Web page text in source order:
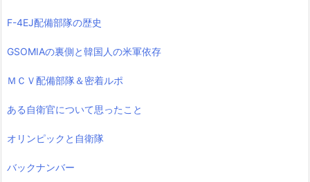
F-4EJ配備部隊の歴史
GSOMIAの裏側と韓国人の米軍依存
ＭＣＶ配備部隊＆密着ルポ
ある自衛官について思ったこと
オリンピックと自衛隊
バックナンバー